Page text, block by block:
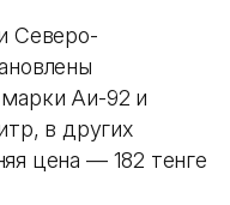
Северо-
Аи-92 и
в других
цена — 182 тенге